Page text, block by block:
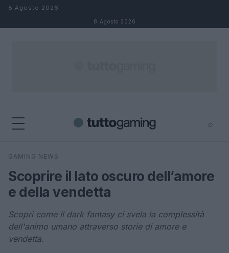
Salta al contenuto
8 Agosto 2026
8 Agosto 2026
⌕
Cerca
GAMING NEWS
Scoprire il lato oscuro dell’amore
e della vendetta
Scopri come il dark fantasy ci svela la complessità
dell'animo umano attraverso storie di amore e
vendetta.